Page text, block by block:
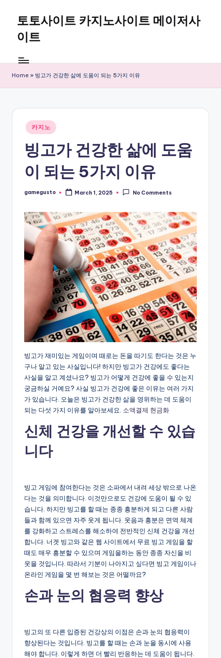
content
토토사이트 카지노사이트 메이저사
이트
Home » 빙고가 건강한 삶에 도움이 되는 5가지 이유
Posted
in
카지노
빙고가 건강한 삶에 도움
이 되는 5가지 이유
Posted
gamegusto March 1, 2025 No Comments
빙고가 재미있는 게임이며 때로는 돈을 따기도 한다는 것은 누
구나 알고 있는 사실입니다! 하지만 빙고가 건강에도 좋다는
사실을 알고 계셨나요? 빙고가 어떻게 건강에 좋을 수 있는지
궁금하실 거예요? 사실 빙고가 건강에 좋은 이유는 여러 가지
가 있습니다. 오늘은 빙고가 건강한 삶을 영위하는 데 도움이
되는 다섯 가지 이유를 알아보세요. 소액결제 현금화
신체 건강을 개선할 수 있습
니다
빙고 게임에 참여한다는 것은 소파에서 내려 세상 밖으로 나온
다는 것을 의미합니다. 이것만으로도 건강에 도움이 될 수 있
습니다. 하지만 빙고를 할 때는 종종 흥분하게 되고 다른 사람
들과 함께 있으면 자주 웃게 됩니다. 웃음과 흥분은 면역 체계
를 강화하고 스트레스를 해소하여 전반적인 신체 건강을 개선
합니다. 너겟 빙고와 같은 웹 사이트에서 무료 빙고 게임을 할
때도 매우 흥분할 수 있으며 게임을하는 동안 종종 자신을 비
웃을 것입니다. 따라서 기분이 나아지고 싶다면 빙고 게임이나
온라인 게임을 몇 번 해보는 것은 어떨까요?
손과 눈의 협응력 향상
빙고의 또 다른 입증된 건강상의 이점은 손과 눈의 협응력이
향상된다는 것입니다. 빙고를 할 때는 손과 눈을 동시에 사용
해야 합니다. 이렇게 하면 더 빨리 반응하는 데 도움이 됩니다.